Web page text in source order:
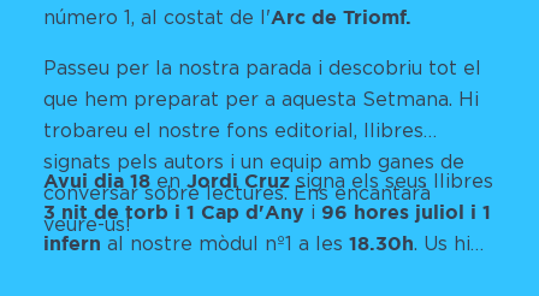
número 1, al costat de l'Arc de Triomf.
Passeu per la nostra parada i descobriu tot el
que hem preparat per a aquesta Setmana. Hi
trobareu el nostre fons editorial, llibres
signats pels autors i un equip amb ganes de
conversar sobre lectures. Ens encantarà
veure-us!
Avui dia 18 en Jordi Cruz signa els seus llibres
3 nit de torb i 1 Cap d'Any i 96 hores juliol i 1
infern al nostre mòdul nº1 a les 18.30h. Us hi